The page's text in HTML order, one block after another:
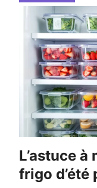
L’astuce
frigo d’été